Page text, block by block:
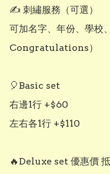
✍️ 刺繡服務（可選）
可加名字、年份、學校
Congratulations）
🎈Basic set
右邊1行 +$60
左右各1行 +$110
🔥Deluxe set 優惠價